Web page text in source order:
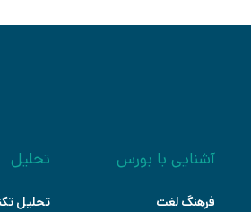
آشنایی با بورس
فرهنگ لغت
تحلیل
تحلیل